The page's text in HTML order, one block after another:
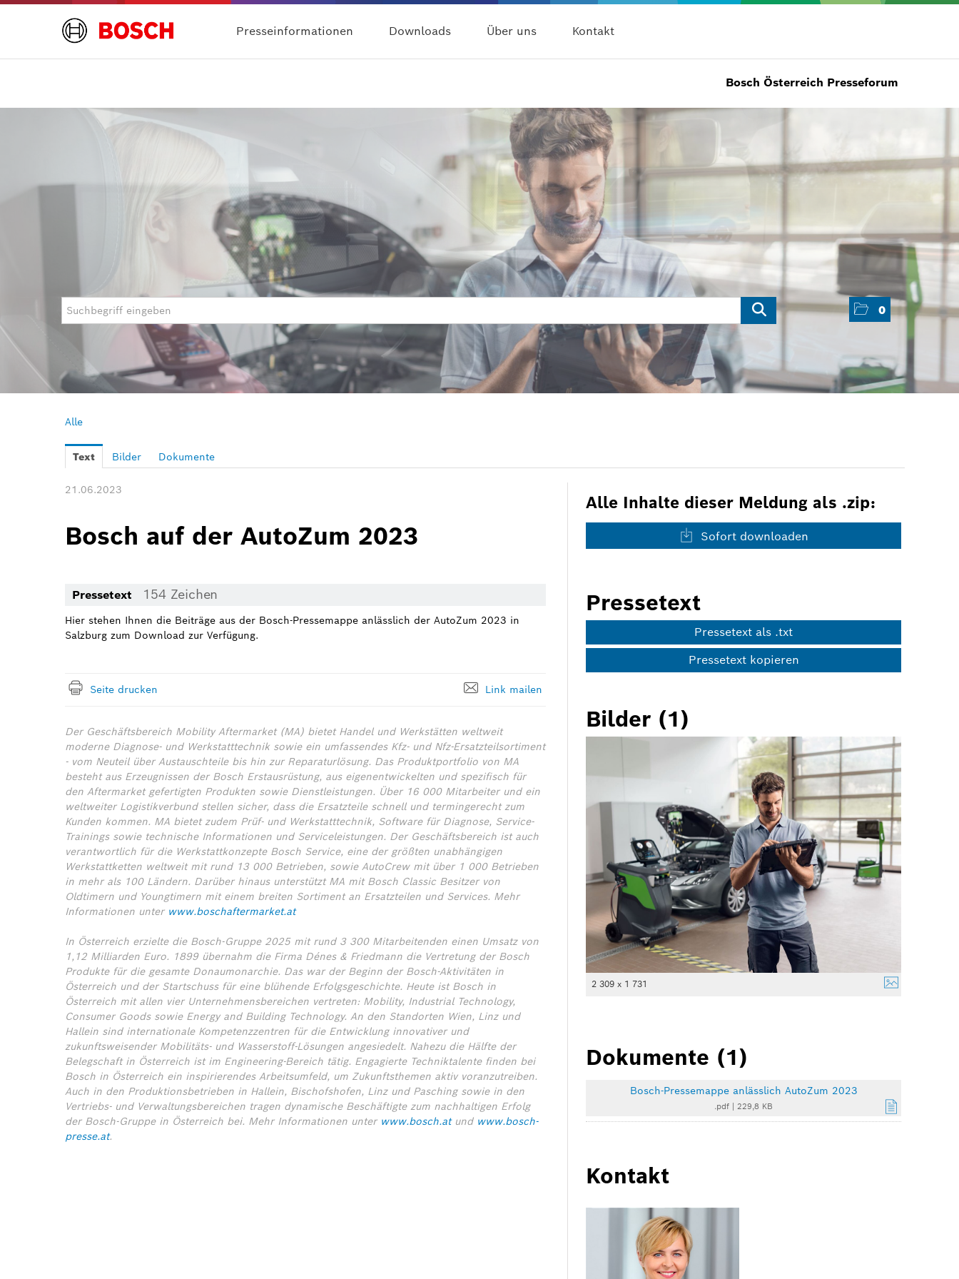
Presseinformationen Downloads Über uns Kontakt
0
Bosch Österreich Presseforum
Alle
Text Bilder Dokumente
21.06.2023
Bosch auf der AutoZum 2023
Pressetext 154 Zeichen
Hier stehen Ihnen die Beiträge aus der Bosch-Pressemappe anlässlich der AutoZum 2023 in
Salzburg zum Download zur Verfügung.
Seite drucken Link mailen
Der Geschäftsbereich Mobility Aftermarket (MA) bietet Handel und Werkstätten weltweit
moderne Diagnose- und Werkstatttechnik sowie ein umfassendes Kfz- und Nfz-Ersatzteilsortiment
- vom Neuteil über Austauschteile bis hin zur Reparaturlösung. Das Produktportfolio von MA
besteht aus Erzeugnissen der Bosch Erstausrüstung, aus eigenentwickelten und spezifisch für
den Aftermarket gefertigten Produkten sowie Dienstleistungen. Über 16 000 Mitarbeiter und ein
weltweiter Logistikverbund stellen sicher, dass die Ersatzteile schnell und termingerecht zum
Kunden kommen. MA bietet zudem Prüf- und Werkstatttechnik, Software für Diagnose, Service-
Trainings sowie technische Informationen und Serviceleistungen. Der Geschäftsbereich ist auch
verantwortlich für die Werkstattkonzepte Bosch Service, eine der größten unabhängigen
Werkstattketten weltweit mit rund 13 000 Betrieben, sowie AutoCrew mit über 1 000 Betrieben
in mehr als 100 Ländern. Darüber hinaus unterstützt MA mit Bosch Classic Besitzer von
Oldtimern und Youngtimern mit einem breiten Sortiment an Ersatzteilen und Services. Mehr
Informationen unter www.boschaftermarket.at
In Österreich erzielte die Bosch-Gruppe 2025 mit rund 3 300 Mitarbeitenden einen Umsatz von
1,12 Milliarden Euro. 1899 übernahm die Firma Dénes & Friedmann die Vertretung der Bosch
Produkte für die gesamte Donaumonarchie. Das war der Beginn der Bosch-Aktivitäten in
Österreich und der Startschuss für eine blühende Erfolgsgeschichte. Heute ist Bosch in
Österreich mit allen vier Unternehmensbereichen vertreten: Mobility, Industrial Technology,
Consumer Goods sowie Energy and Building Technology. An den Standorten Wien, Linz und
Hallein sind internationale Kompetenzzentren für die Entwicklung innovativer und
zukunftsweisender Mobilitäts- und Wasserstoff-Lösungen angesiedelt. Nahezu die Hälfte der
Belegschaft in Österreich ist im Engineering-Bereich tätig. Engagierte Techniktalente finden bei
Bosch in Österreich ein inspirierendes Arbeitsumfeld, um Zukunftsthemen aktiv voranzutreiben.
Auch in den Produktionsbetrieben in Hallein, Bischofshofen, Linz und Pasching sowie in den
Vertriebs- und Verwaltungsbereichen tragen dynamische Beschäftigte zum nachhaltigen Erfolg
der Bosch-Gruppe in Österreich bei. Mehr Informationen unter www.bosch.atund www.bosch-
presse.at.
Alle Inhalte dieser Meldung als .zip:
Sofort downloaden
Pressetext
Pressetext als .txt
Pressetext kopieren
Bilder (1)
2 309 x 1 731
Dokumente (1)
Bosch-Pressemappe anlässlich AutoZum 2023
.pdf |229,8 KB
Kontakt